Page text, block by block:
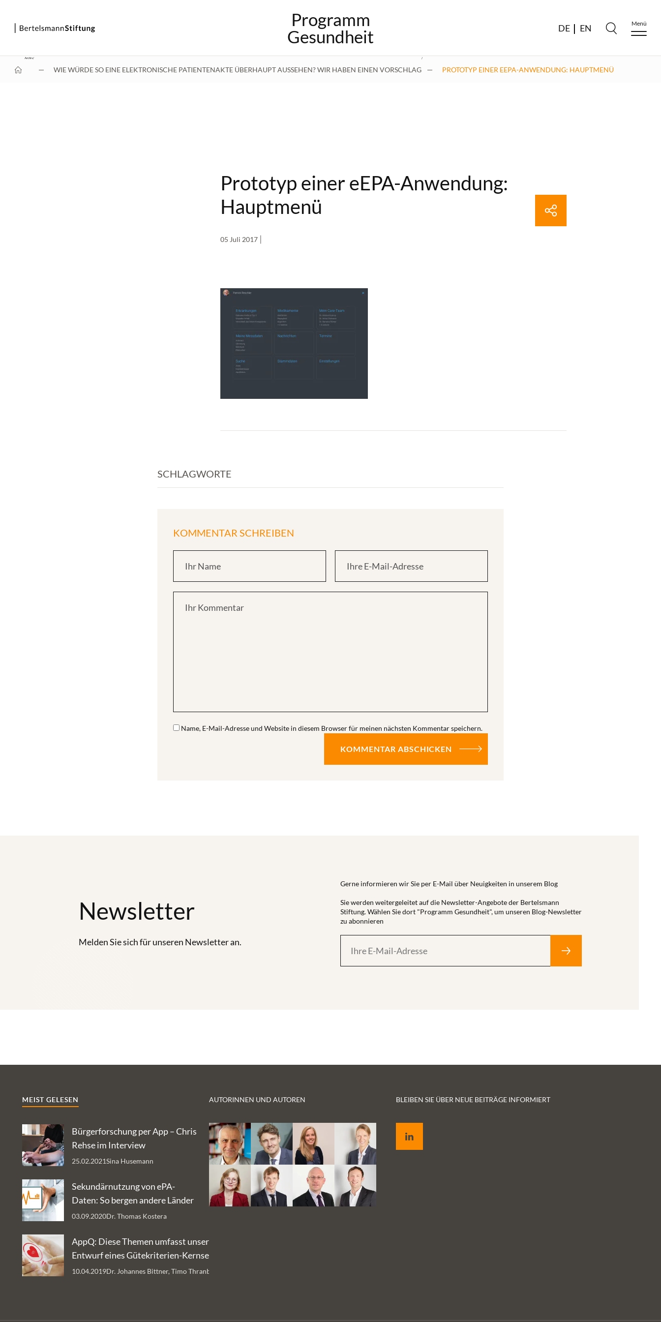
Programm
Gesundheit
DE EN Menü
Archiv/
WIE WÜRDE SO EINE ELEKTRONISCHE PATIENTENAKTE ÜBERHAUPT AUSSEHEN? WIR HABEN EINEN VORSCHLAG
/
PROTOTYP EINER EEPA-ANWENDUNG: HAUPTMENÜ
Prototyp einer eEPA-Anwendung:
Hauptmenü
05 Juli 2017
SCHLAGWORTE
KOMMENTAR SCHREIBEN
Ihr Kommentar
Ihr Name Ihre E-Mail-Adresse
Name, E-Mail-Adresse und Website in diesem Browser für meinen nächsten Kommentar speichern.
Newsletter
Melden Sie sich für unseren Newsletter an.
Gerne informieren wir Sie per E-Mail über Neuigkeiten in unserem Blog
Sie werden weitergeleitet auf die Newsletter-Angebote der Bertelsmann
Stiftung. Wählen Sie dort "Programm Gesundheit", um unseren Blog-Newsletter
zu abonnieren
MEIST GELESEN
Bürgerforschung per App – Chris
Rehse im Interview
Sina Husemann
25.02.2021
Sekundärnutzung von ePA-
Daten: So bergen andere Länder
DatenschätzeDr. Thomas Kostera
03.09.2020
AppQ: Diese Themen umfasst unser
Entwurf eines Gütekriterien-Kernsets für
Gesundheits-AppsDr. Johannes Bittner, Timo Thranberend
10.04.2019
AUTORINNEN UND AUTOREN BLEIBEN SIE ÜBER NEUE BEITRÄGE INFORMIERT